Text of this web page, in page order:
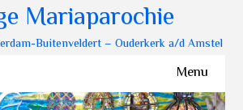
Mariaparochie
Buitenveldert – Ouderkerk a/d Amstel
Menu